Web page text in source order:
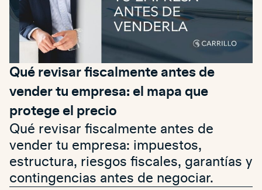
Qué revisar fiscalmente antes de
vender tu empresa: el mapa que
protege el precio
Qué revisar fiscalmente antes de
vender tu empresa: impuestos,
estructura, riesgos fiscales, garantías y
contingencias antes de negociar.